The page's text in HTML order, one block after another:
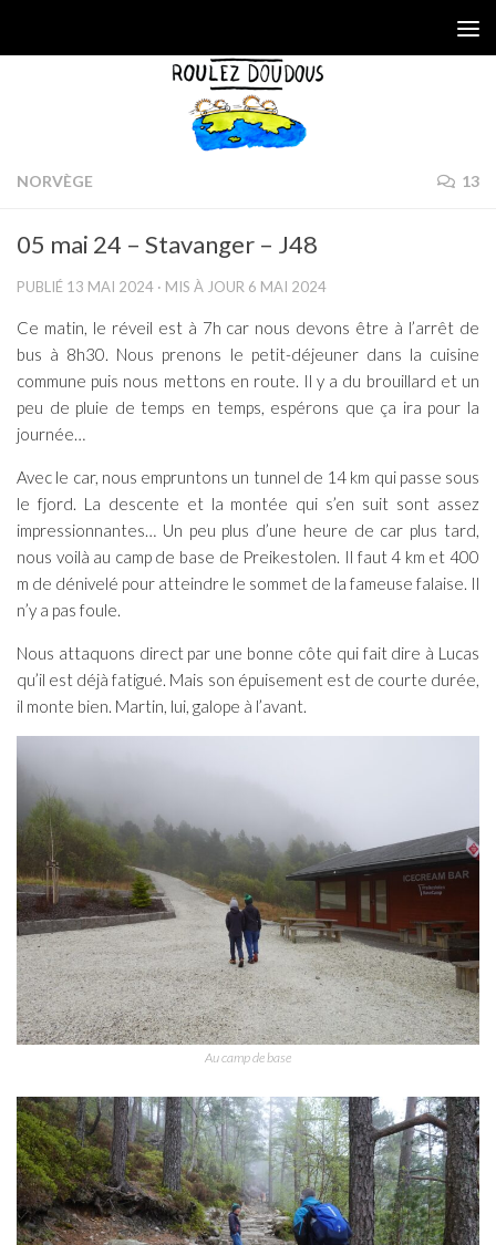
NORVÈGE 13
05 mai 24 – Stavanger – J48
PUBLIÉ 13 MAI 2024 · MIS À JOUR 6 MAI 2024
Ce matin, le réveil est à 7h car nous devons être à l’arrêt de
bus à 8h30. Nous prenons le petit-déjeuner dans la cuisine
commune puis nous mettons en route. Il y a du brouillard et un
peu de pluie de temps en temps, espérons que ça ira pour la
journée…
Avec le car, nous empruntons un tunnel de 14 km qui passe sous
le fjord. La descente et la montée qui s’en suit sont assez
impressionnantes… Un peu plus d’une heure de car plus tard,
nous voilà au camp de base de Preikestolen. Il faut 4 km et 400
m de dénivelé pour atteindre le sommet de la fameuse falaise. Il
n’y a pas foule.
Nous attaquons direct par une bonne côte qui fait dire à Lucas
qu’il est déjà fatigué. Mais son épuisement est de courte durée,
il monte bien. Martin, lui, galope à l’avant.
Au camp de base